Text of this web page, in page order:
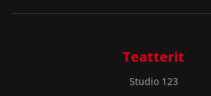
Teatterit
Studio 123